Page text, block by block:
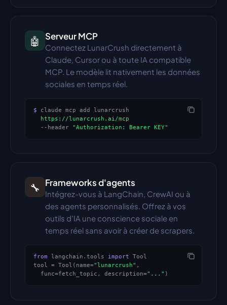
🤖 Serveur MCP
Connectez LunarCrush directement à
Claude, Cursor ou à toute IA compatible
MCP. Le modèle lit nativement les données
sociales en temps réel.
$ claude mcp add lunarcrush
https://lunarcrush.ai/mcp
  --header
"Authorization: Bearer KEY"
🔧 Frameworks d'agents
Intégrez-vous à LangChain, CrewAI ou à
des agents personnalisés. Offrez à vos
outils d'IA une conscience sociale en
temps réel sans avoir à créer de scrapers.
from langchain.tools import Tool
tool = Tool(name="lunarcrush" ,
  func=fetch_topic, description=
"..." )